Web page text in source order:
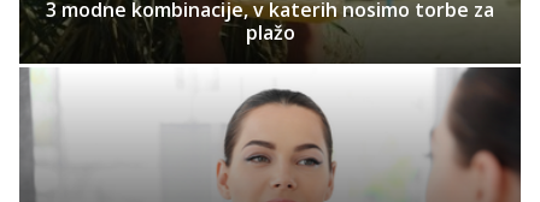
3 modne kombinacije, v katerih nosimo torbe za
plažo